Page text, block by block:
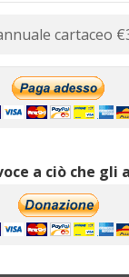
a ciò che gli